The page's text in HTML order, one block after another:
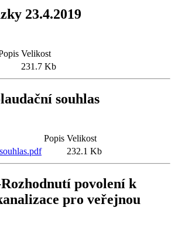
23.4.2019
Velikost
231.7 Kb
souhlas
Popis Velikost
232.1 Kb
povolení k
pro veřejnou